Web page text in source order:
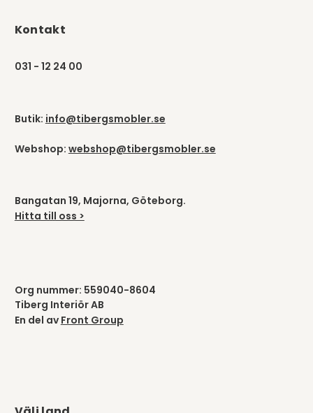
Kontakt
031 - 12 24 00
Butik: info@tibergsmobler.se
Webshop: webshop@tibergsmobler.se
Bangatan 19, Majorna, Göteborg.
Hitta till oss >
Org nummer: 559040-8604
Tiberg Interiör AB
En del av Front Group